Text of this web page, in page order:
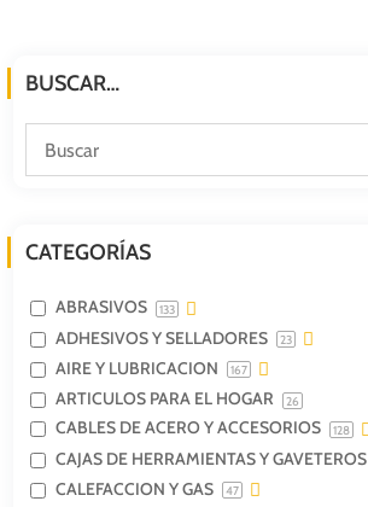
BUSCAR…
CATEGORÍAS
ABRASIVOS 133
ADHESIVOS Y SELLADORES 23
AIRE Y LUBRICACION 167
ARTICULOS PARA EL HOGAR 26
CABLES DE ACERO Y ACCESORIOS 128
CAJAS DE HERRAMIENTAS Y GAVETEROS
CALEFACCION Y GAS 47